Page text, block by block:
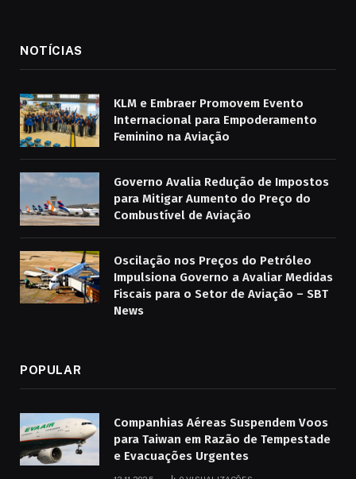
NOTÍCIAS
KLM e Embraer Promovem Evento
Internacional para Empoderamento
Feminino na Aviação
Governo Avalia Redução de Impostos
para Mitigar Aumento do Preço do
Combustível de Aviação
Oscilação nos Preços do Petróleo
Impulsiona Governo a Avaliar Medidas
Fiscais para o Setor de Aviação – SBT
News
POPULAR
Companhias Aéreas Suspendem Voos
para Taiwan em Razão de Tempestade
e Evacuações Urgentes